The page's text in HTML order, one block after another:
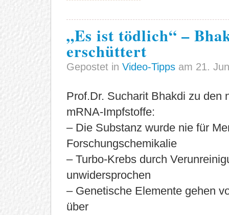
„Es ist tödlich“ –
erschüttert
Gepostet in Video-Tipps am 21.
Prof.Dr. Sucharit Bhakdi zu den
mRNA-Impfstoffe:
– Die Substanz wurde nie für
Forschungschemikalie
– Turbo-Krebs durch
unwidersprochen
– Genetische Elemente gehen
über